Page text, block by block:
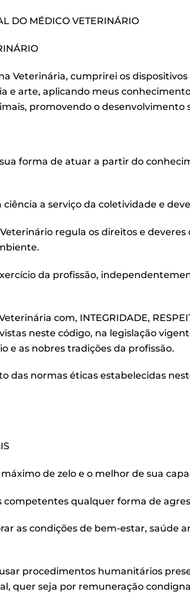
DO MÉDICO VETERINÁRIO
Veterinária, cumprirei os
e arte, aplicando meus
promovendo o desenvolvimento
forma de atuar a partir do
ciência a serviço da coletividade e
regula os direitos e
da profissão,
com, INTEGRIDADE,
neste código, na legislação
e as nobres tradições da profissão.
das normas éticas estabelecidas
de zelo e o melhor de sua
competentes qualquer forma de
as condições de bem-estar, saúde
procedimentos humanitários
quer seja por remuneração